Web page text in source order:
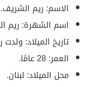
الاسم: ريم الشريف.
اسم الشهرة: ريم
تاريخ الميلاد: ولدت
العمر: 28 عامًا.
محل الميلاد: لبنان.